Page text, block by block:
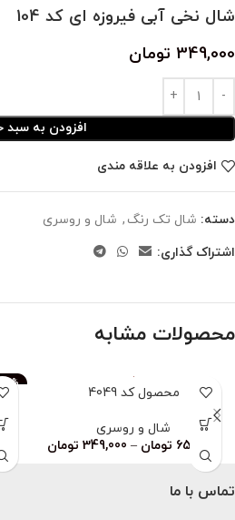
شال نخی آبی فیروزه ای کد 104
349,000 تومان
افزودن به سبد
افزودن به علاقه مندی
دسته: شال تک رنگ , شال و روسری
اشتراک گذاری:
محصولات مشابه
محصول کد 4049
شال و روسری
659,000 تومان –
349,000 تومان
-83%
تماس با ما